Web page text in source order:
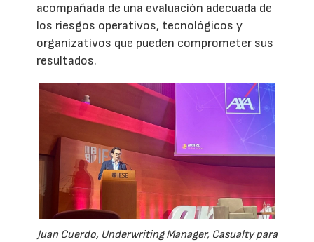
acompañada de una evaluación adecuada de
los riesgos operativos, tecnológicos y
organizativos que pueden comprometer sus
resultados.
Juan Cuerdo, Underwriting Manager, Casualty para